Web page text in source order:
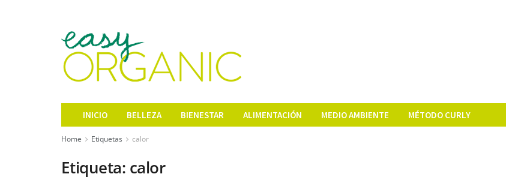
INICIO BELLEZA BIENESTAR ALIMENTACIÓN MEDIO AMBIENTE MÉTODO CURLY
Home Etiquetas calor
Etiqueta: calor